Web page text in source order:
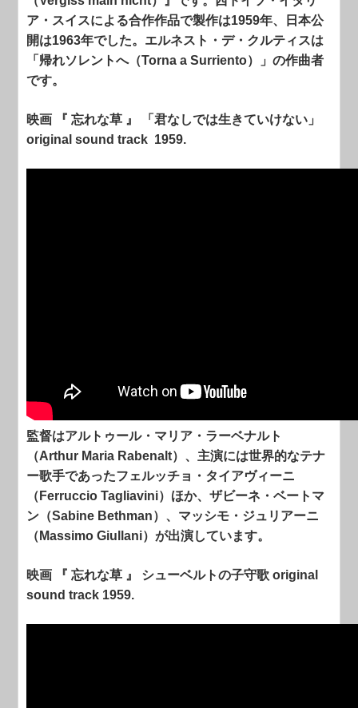
ア・スイスによる合作作品で製作は1959年、日本公
開は1963年でした。エルネスト・デ・クルティスは
「帰れソレントへ（Torna a Surriento）」の作曲者
です。
映画 『 忘れな草 』 「君なしでは生きていけない」
original sound track 1959.
監督はアルトゥール・マリア・ラーベナルト
（Arthur Maria Rabenalt）、主演には世界的なテナ
ー歌手であったフェルッチョ・タイアヴィーニ
（Ferruccio Tagliavini）ほか、ザビーネ・ベートマ
ン（Sabine Bethman）、マッシモ・ジュリアーニ
（Massimo Giullani）が出演しています。
映画 『 忘れな草 』 シューベルトの子守歌 original
sound track 1959.